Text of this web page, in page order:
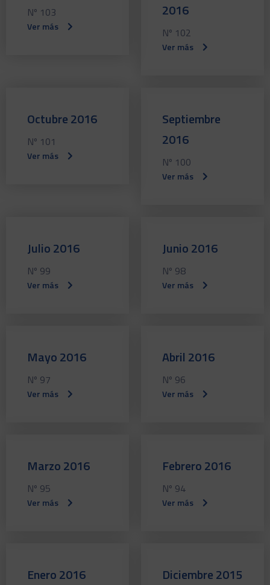
Nº 103
Ver más
2016
Nº 102
Ver más
Octubre 2016
Nº 101
Ver más
Septiembre
2016
Nº 100
Ver más
Julio 2016
Nº 99
Ver más
Junio 2016
Nº 98
Ver más
Mayo 2016
Nº 97
Ver más
Abril 2016
Nº 96
Ver más
Marzo 2016
Nº 95
Ver más
Febrero 2016
Nº 94
Ver más
Enero 2016 Diciembre 2015